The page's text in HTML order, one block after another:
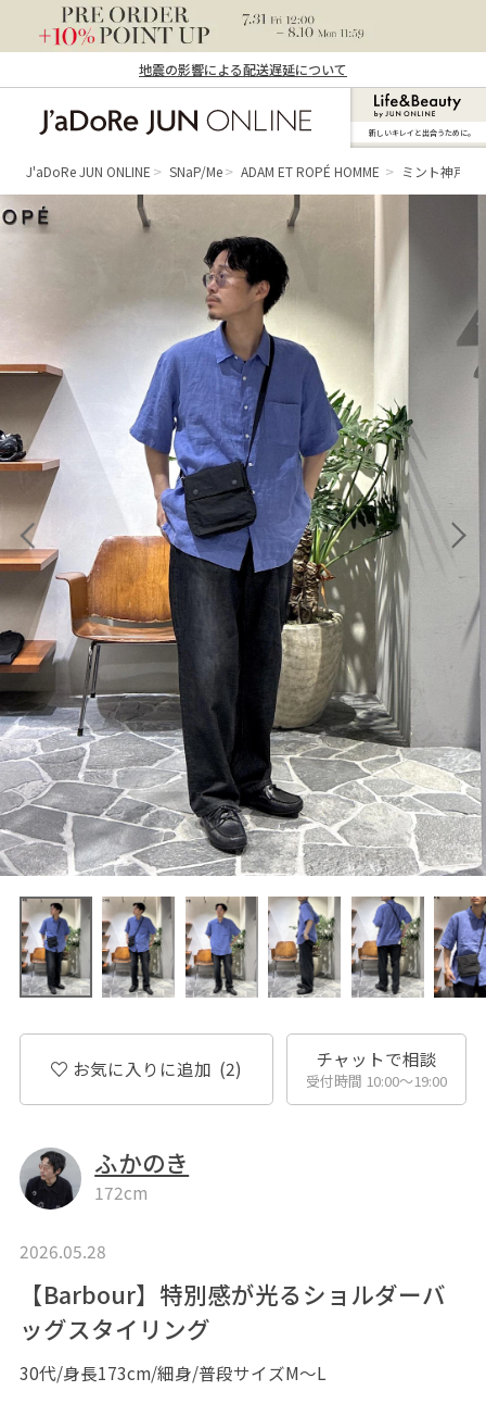
地震の影響による配送遅延について
ン オンライン）
新しいキレイと出合うために。
J'aDoRe JUN ONLINE SNaP/Me ADAM ET ROPÉ HOMME ミント神戸
お気に入りに追加 (2) チャットで相談
受付時間 10:00〜19:00
ふかのき
172cm
2026.05.28
【Barbour】特別感が光るショルダーバ
ッグスタイリング
30代/身長173cm/細身/普段サイズM〜L